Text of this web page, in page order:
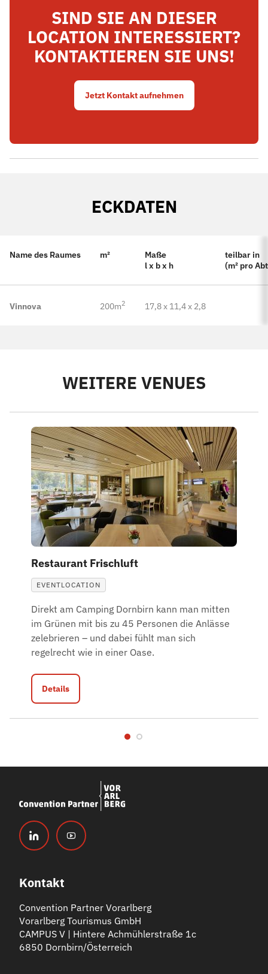
SIND SIE AN DIESER
LOCATION INTERESSIERT?
KONTAKTIEREN SIE UNS!
Jetzt Kontakt aufnehmen
ECKDATEN
Name des Raumes m²
Maße
l x b x h
teilbar in
(m² pro
Vinnova 200m2 17,8 x 11,4 x 2,8
WEITERE VENUES
Restaurant Frischluft
EVENTLOCATION
Direkt am Camping Dornbirn kann man mitten
im Grünen mit bis zu 45 Personen die Anlässe
zelebrieren – und dabei fühlt man sich
regelrecht wie in einer Oase.
Details
Kontakt
Convention Partner Vorarlberg
Vorarlberg Tourismus GmbH
CAMPUS V | Hintere Achmühlerstraße 1c
6850 Dornbirn/Österreich